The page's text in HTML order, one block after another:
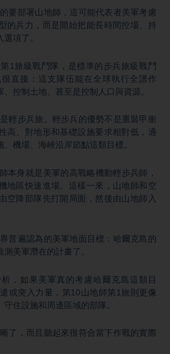
要部署山地師，這可能代表者美軍考慮
的兵力，而是開始把能長時間控場、持
項了。
1旅級戰鬥隊，是標準的步兵旅級戰鬥
直接：這支隊伍能在全球執行全譜作
控制土地、甚至是控制人口與資源。
輕步兵旅。輕步兵的優勢不是重裝甲衝
高、對地形和基礎設施要求相對低，適
機場、海峽沿岸節點這類目標。
本身就是美軍的高戰略機動輕步兵師，
地區快速進場。這樣一來，山地師和空
空降部隊先打開局面，然後由山地師入
普遍認為的美軍地面目標：哈爾克島的
美軍潛在的計畫了。
，如果美軍真的考慮哈爾克島這類目
或突入力量，第10山地師第1旅則更像
住設施和周邊區域的部隊。
了，而且聽起來很符合當下作戰的實際